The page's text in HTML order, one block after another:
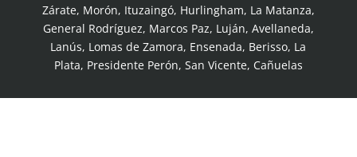
Zárate, Morón, Ituzaingó, Hurlingham, La Matanza,
General Rodríguez, Marcos Paz, Luján, Avellaneda,
Lanús, Lomas de Zamora, Ensenada, Berisso, La
Plata, Presidente Perón, San Vicente, Cañuelas